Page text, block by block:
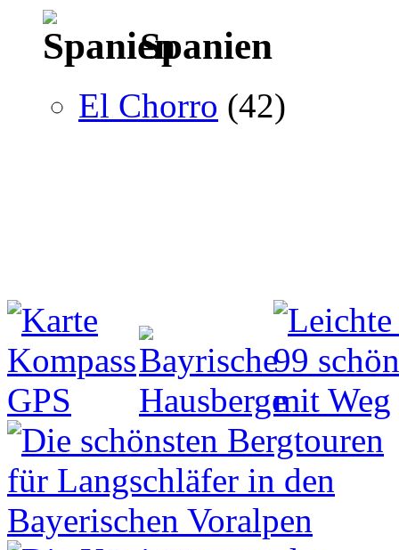
Spanien
El Chorro (42)